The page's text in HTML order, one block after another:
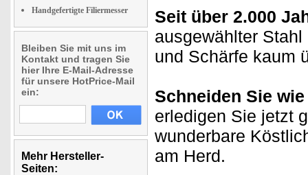
Handgefertigte Filiermesser
Bleiben Sie mit uns im
Kontakt und tragen Sie
hier Ihre E-Mail-Adresse
für unsere HotPrice-Mail
ein:
Mehr Hersteller-
Seiten:
Seit über 2.000
ausgewählter
und Schärfe kaum
Schneiden Sie
erledigen Sie jetzt
wunderbare
am Herd.